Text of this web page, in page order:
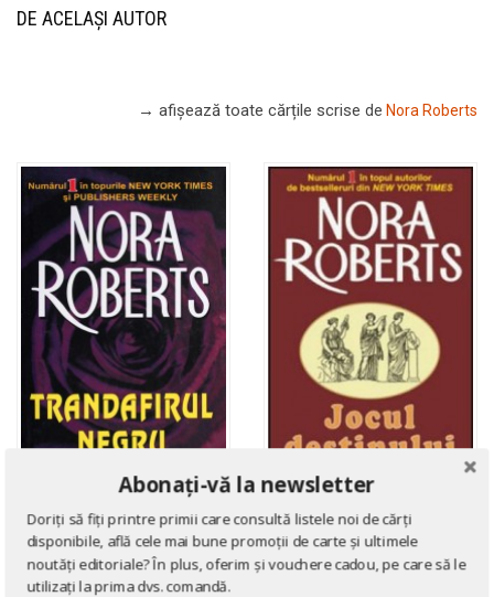
DE ACELAȘI AUTOR
→ afișează toate cărțile scrise de Nora Roberts
ROMANE DE DRAGOSTE
Trandafirul negru
deNora Roberts
Jocul destinului
deNora Roberts
Abonați-vă la newsletter
Doriți să fiți printre primii care consultă listele noi de cărți
disponibile, află cele mai bune promoții de carte și ultimele
noutăți editoriale? În plus, oferim și vouchere cadou, pe care să le
utilizați la prima dvs. comandă.